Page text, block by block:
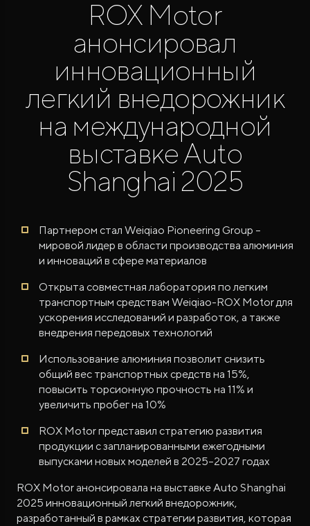
ROX ADAMAS
Совершенно новый флагманский внедорожник
ROX Motor
анонсировал
инновационный
легкий внедорожник
на международной
выставке Auto
Shanghai 2025
Партнером стал Weiqiao Pioneering Group –
мировой лидер в области производства алюминия
и инноваций в сфере материалов
Открыта совместная лаборатория по легким
транспортным средствам Weiqiao-ROX Motor для
ускорения исследований и разработок, а также
внедрения передовых технологий
Использование алюминия позволит снизить
общий вес транспортных средств на 15%,
повысить торсионную прочность на 11% и
увеличить пробег на 10%
ROX Motor представил стратегию развития
продукции с запланированными ежегодными
выпусками новых моделей в 2025–2027 годах
ROX Motor анонсировала на выставке Auto Shanghai
2025 инновационный легкий внедорожник,
разработанный в рамках стратегии развития, которая